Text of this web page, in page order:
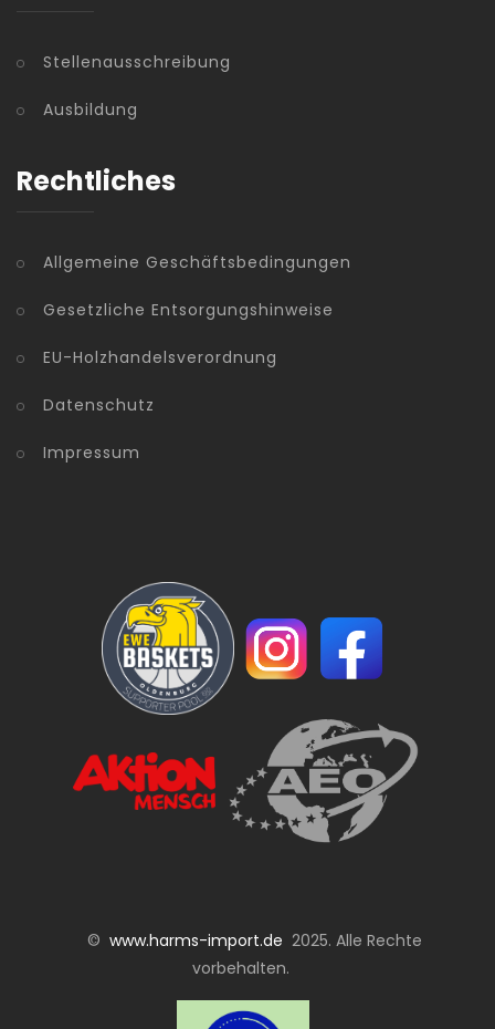
Stellenausschreibung
Ausbildung
Rechtliches
Allgemeine Geschäftsbedingungen
Gesetzliche Entsorgungshinweise
EU-Holzhandelsverordnung
Datenschutz
Impressum
© www.harms-import.de 2025. Alle Rechte
vorbehalten.